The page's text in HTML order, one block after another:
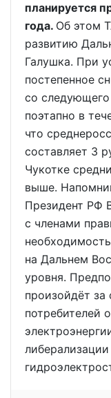
планируется
года. Об этом
развитию
Галушка. При
постепенное
со следующего
поэтапно в
что
составляет 3
Чукотке
выше.
Президент РФ
с членами
на Дальнем
уровня.
произойдёт за
потребителей